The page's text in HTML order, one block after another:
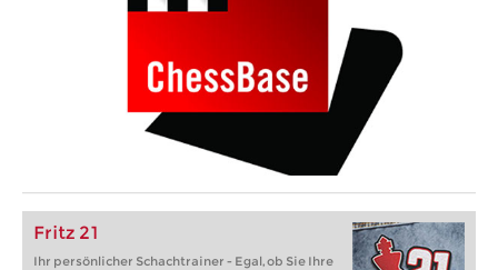
Fritz 21
Ihr persönlicher Schachtrainer - Egal, ob Sie Ihre